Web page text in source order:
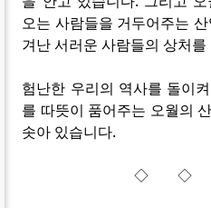
오는 사람들을 거두어주는
겨난 서러운 사람들의 상처
험난한 우리의 역사를 돌이
를 따뜻이 품어주는 오월의
솟아 있습니다.
◇ ◇